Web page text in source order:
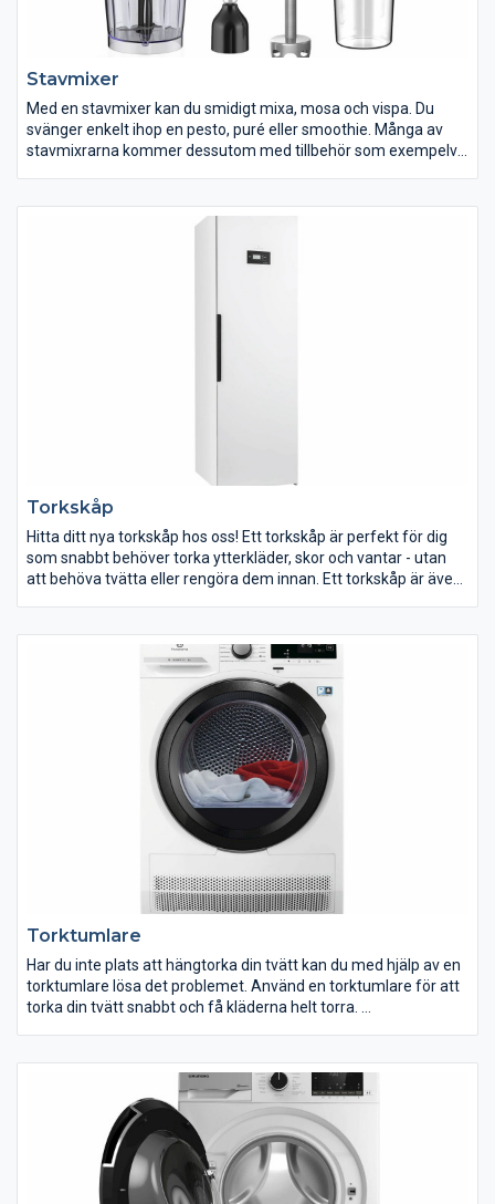
Stavmixer
Med en stavmixer kan du smidigt mixa, mosa och vispa. Du
svänger enkelt ihop en pesto, puré eller smoothie. Många av
stavmixrarna kommer dessutom med tillbehör som exempelvis
Vi har mixers i alla prisklasser, med olika styrka och olika många
Torkskåp
Hitta ditt nya torkskåp hos oss! Ett torkskåp är perfekt för dig
som snabbt behöver torka ytterkläder, skor och vantar - utan
att behöva tvätta eller rengöra dem innan. Ett torkskåp är även
Blöta ytterkläder och grusiga kängor och stövlar är vanliga
inslag i en barnfamiljs vardag. Med ett torkskåp blir kläderna
snabbt torra och är redo för nästa omgång med lek. Häng in
kläderna på kvällen så är de garanterat torra till nästa dags
Torktumlare
Har du inte plats att hängtorka din tvätt kan du med hjälp av en
torktumlare lösa det problemet. Använd en torktumlare för att
torka din tvätt snabbt och få kläderna helt torra.
kondenstumlare. Flera av våra torktumlare är utrustade med
funktioner som fuktavkänning, sensorer och skontrumma. Vi
hjälper dig att hitta en torktumlare som passar dina behov.